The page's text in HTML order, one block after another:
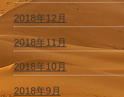
2018年12月
2018年11月
2018年10月
2018年9月